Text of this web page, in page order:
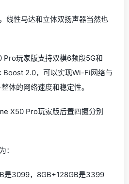
线性马达和立体双扬声器当然也
玩家版支持双模6频段5G和
2.0，可以实现Wi-Fi网络与
体的网络速度和稳定性。
X50 Pro玩家版后置四摄分别
：
是3099，8GB+128GB是3399